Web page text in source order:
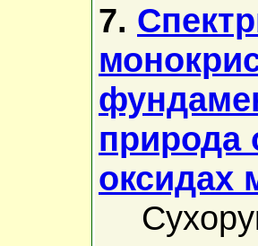
7.
природа
оксидах